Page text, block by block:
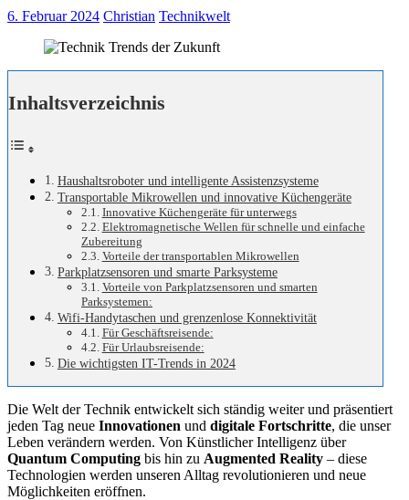
6. Februar 2024 Christian Technikwelt
Inhaltsverzeichnis
Haushaltsroboter und intelligente Assistenzsysteme
Transportable Mikrowellen und innovative Küchengeräte
Innovative Küchengeräte für unterwegs
Elektromagnetische Wellen für schnelle und einfache
Zubereitung
Vorteile der transportablen Mikrowellen
Parkplatzsensoren und smarte Parksysteme
Vorteile von Parkplatzsensoren und smarten
Parksystemen:
Wifi-Handytaschen und grenzenlose Konnektivität
Für Geschäftsreisende:
Für Urlaubsreisende:
Die wichtigsten IT-Trends in 2024
Die Welt der Technik entwickelt sich ständig weiter und präsentiert
jeden Tag neue Innovationen und digitale Fortschritte, die unser
Leben verändern werden. Von Künstlicher Intelligenz über
Quantum Computing bis hin zu Augmented Reality – diese
Technologien werden unseren Alltag revolutionieren und neue
Möglichkeiten eröffnen.